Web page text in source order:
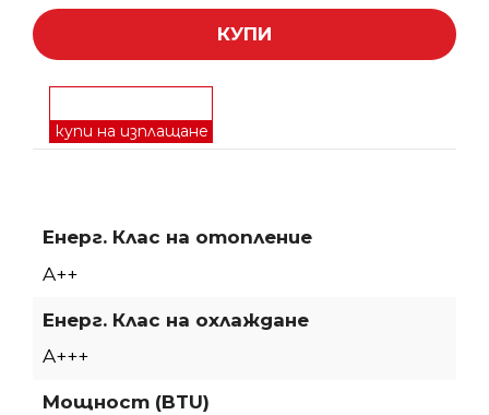
КУПИ
купи на изплащане
Енерг. Клас на отопление
A++
Енерг. Клас на охлаждане
A+++
Мощност (BTU)